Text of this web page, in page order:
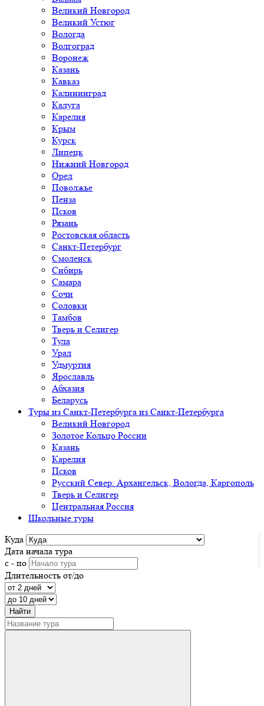
Великий Новгород
Великий Устюг
Вологда
Волгоград
Воронеж
Казань
Кавказ
Калининград
Калуга
Карелия
Крым
Курск
Липецк
Нижний Новгород
Орел
Поволжье
Пенза
Псков
Рязань
Ростовская область
Санкт-Петербург
Смоленск
Сибирь
Самара
Сочи
Соловки
Тамбов
Тверь и Селигер
Тула
Урал
Удмуртия
Ярославль
Абхазия
Беларусь
Туры из Санкт-Петербурга из Санкт-Петербурга
Великий Новгород
Золотое Кольцо России
Казань
Карелия
Псков
Русский Север: Архангельск, Вологда, Каргополь
Тверь и Селигер
Центральная Россия
Школьные туры
Куда
Дата начала тура
с - по
Длительность от/до